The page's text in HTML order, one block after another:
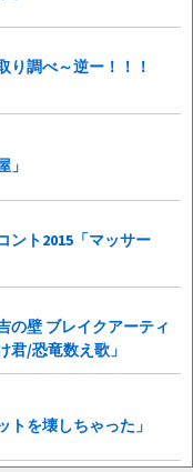
調べ～逆ー！！！
ト2015「マッサー
壁 ブレイクアーティ
君/恐竜数え歌」
を壊しちゃった」